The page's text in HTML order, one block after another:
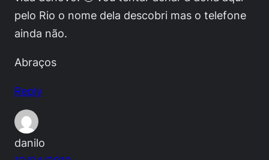
pelo Rio o nome dela descobri mas o telefone
ainda não.
Abraços
Reply
danilo